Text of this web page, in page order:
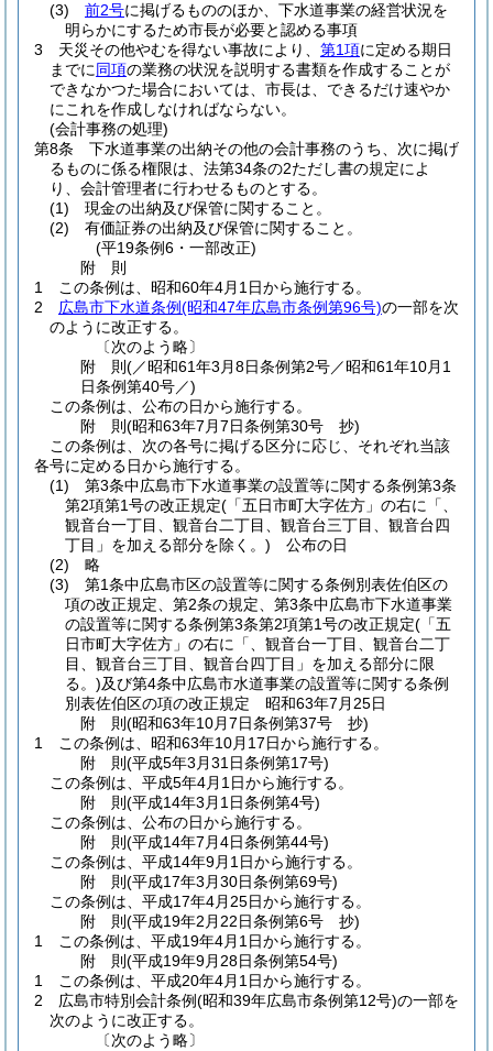
(3)
前2号に掲げるもののほか、下水道事業の経営状況を
明らかにするため市長が必要と認める事項
3
天災その他やむを得ない事故により、 第1項に定める期日
までに同項の業務の状況を説明する書類を作成することが
できなかつた場合においては、市長は、できるだけ速やか
にこれを作成しなければならない。
(会計事務の処理)
第8条
下水道事業の出納その他の会計事務のうち、次に掲げ
るものに係る権限は、法第34条の2ただし書の規定によ
り、会計管理者に行わせるものとする。
(1)
現金の出納及び保管に関すること。
(2)
有価証券の出納及び保管に関すること。
(平19条例6・一部改正)
附 則
1
この条例は、昭和60年4月1日から施行する。
2
広島市下水道条例(昭和47年広島市条例第96号)の一部を次
のように改正する。
〔次のよう略〕
附 則(／昭和61年3月8日条例第2号／昭和61年10月1
日条例第40号／)
この条例は、公布の日から施行する。
附 則(昭和63年7月7日条例第30号 抄)
この条例は、次の各号に掲げる区分に応じ、それぞれ当該
各号に定める日から施行する。
(1)
第3条中広島市下水道事業の設置等に関する条例第3条
第2項第1号の改正規定(「五日市町大字佐方」の右に「、
観音台一丁目、観音台二丁目、観音台三丁目、観音台四
丁目」を加える部分を除く。) 公布の日
(2)
略
(3)
第1条中広島市区の設置等に関する条例別表佐伯区の
項の改正規定、第2条の規定、第3条中広島市下水道事業
の設置等に関する条例第3条第2項第1号の改正規定(「五
日市町大字佐方」の右に「、観音台一丁目、観音台二丁
目、観音台三丁目、観音台四丁目」を加える部分に限
る。)及び第4条中広島市水道事業の設置等に関する条例
別表佐伯区の項の改正規定 昭和63年7月25日
附 則(昭和63年10月7日条例第37号 抄)
1
この条例は、昭和63年10月17日から施行する。
附 則(平成5年3月31日条例第17号)
この条例は、平成5年4月1日から施行する。
附 則(平成14年3月1日条例第4号)
この条例は、公布の日から施行する。
附 則(平成14年7月4日条例第44号)
この条例は、平成14年9月1日から施行する。
附 則(平成17年3月30日条例第69号)
この条例は、平成17年4月25日から施行する。
附 則(平成19年2月22日条例第6号 抄)
1
この条例は、平成19年4月1日から施行する。
附 則(平成19年9月28日条例第54号)
1
この条例は、平成20年4月1日から施行する。
2
広島市特別会計条例(昭和39年広島市条例第12号)の一部を
次のように改正する。
〔次のよう略〕